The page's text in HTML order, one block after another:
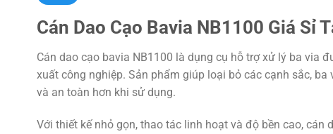
Cán Dao Cạo Bavia NB1100 Giá Sỉ
Cán dao cạo bavia NB1100 là dụng cụ hỗ trợ xử lý ba via
xuất công nghiệp. Sản phẩm giúp loại bỏ các cạnh sắc,
và an toàn hơn khi sử dụng.
Với thiết kế nhỏ gọn, thao tác linh hoạt và độ bền cao,